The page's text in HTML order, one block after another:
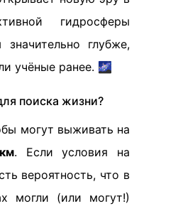
гидросферы
глубже,
учёные ранее. 🌌
поиска жизни?
могут выживать на
. Если условия на
вероятность, что в
могли (или могут!)